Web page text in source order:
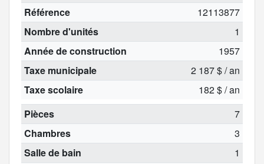
Référence
12113877
Nombre d'unités
1
Année de construction
1957
Taxe municipale
2 187 $ / an
Taxe scolaire
182 $ / an
Pièces
7
Chambres
3
Salle de bain
1